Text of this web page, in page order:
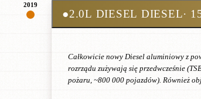
2019
●2.0L DIESEL DIESEL·
Całkowicie nowy Diesel aluminiowy z
rozrządu zużywają się przedwcześnie
pożaru, ~800 000 pojazdów). Również